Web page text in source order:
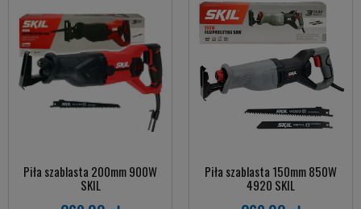
Piła szablasta 200mm 900W
SKIL
Piła szablasta 150mm 850W
4920 SKIL